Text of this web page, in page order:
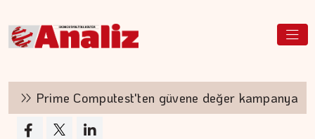
Prime Computest'ten güvene değer kampanya